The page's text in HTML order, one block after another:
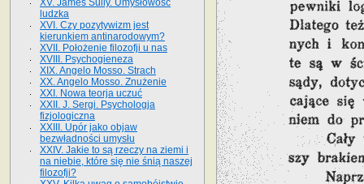
ludzka
XVI. Czy pozytywizm jest
kierunkiem antinarodowym?
XVII. Położenie filozofji u nas
XVIII. Psychogieneza
XIX. Angelo Mosso. Strach
XX. Angelo Mosso. Znużenie
XXI. Nowa teorja uczuć
XXII. J. Sergi. Psychologja
fizjologiczna
XXIII. Upór jako objaw
bezwładności umysłu
XXIV. Jakie to są rzeczy na ziemi i
na niebie, które się nie śnią naszej
filozofji?